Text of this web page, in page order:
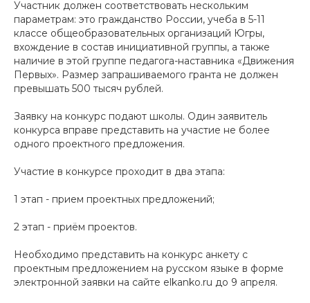
Участник должен соответствовать нескольким
параметрам: это гражданство России, учеба в 5-11
классе общеобразовательных организаций Югры,
вхождение в состав инициативной группы, а также
наличие в этой группе педагога-наставника «Движения
Первых». Размер запрашиваемого гранта не должен
превышать 500 тысяч рублей.
Заявку на конкурс подают школы. Один заявитель
конкурса вправе представить на участие не более
одного проектного предложения.
Участие в конкурсе проходит в два этапа:
1 этап - прием проектных предложений;
2 этап - приём проектов.
Необходимо представить на конкурс анкету с
проектным предложением на русском языке в форме
электронной заявки на сайте elkanko.ru до 9 апреля.